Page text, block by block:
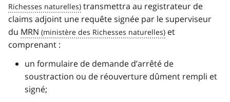
transmettra au registrateur de
claims adjoint une requête signée par le superviseur
du MRN
et
comprenant :
un formulaire de demande d’arrêté de
soustraction ou de réouverture dûment rempli et
signé;